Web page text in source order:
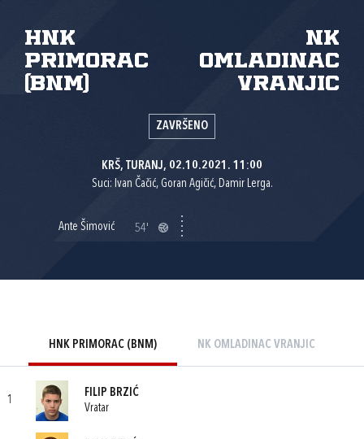
HNK
Primorac
(BNM)
NK
Omladinac
Vranjic
ZAVRŠENO
KRŠ, TURANJ, 02.10.2021. 11:00
Suci: Ivan Čačić, Goran Agičić, Damir Lerga.
Ante Šimović 54'
HNK PRIMORAC (BNM) NK OMLADINAC VRANJIC
1
FILIP BRZIĆ
Vratar